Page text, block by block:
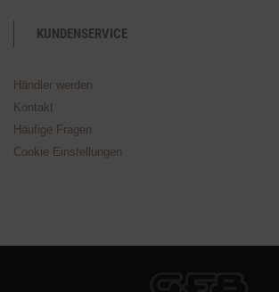
KUNDENSERVICE
Händler werden
Kontakt
Häufige Fragen
Cookie Einstellungen